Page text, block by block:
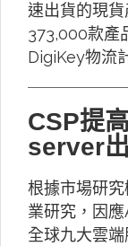
速出貨的現
373,000款產
DigiKey物流
CSP提
server
根據市場研
業研究，因
全球九大雲